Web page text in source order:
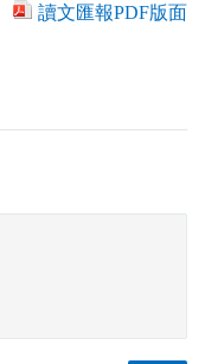
讀文匯報PDF版面